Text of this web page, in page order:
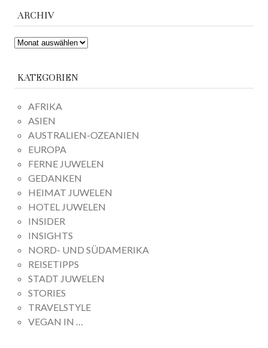
ARCHIV
ARCHIV
KATEGORIEN
AFRIKA
ASIEN
AUSTRALIEN-OZEANIEN
EUROPA
FERNE JUWELEN
GEDANKEN
HEIMAT JUWELEN
HOTEL JUWELEN
INSIDER
INSIGHTS
NORD- UND SÜDAMERIKA
REISETIPPS
STADT JUWELEN
STORIES
TRAVELSTYLE
VEGAN IN …